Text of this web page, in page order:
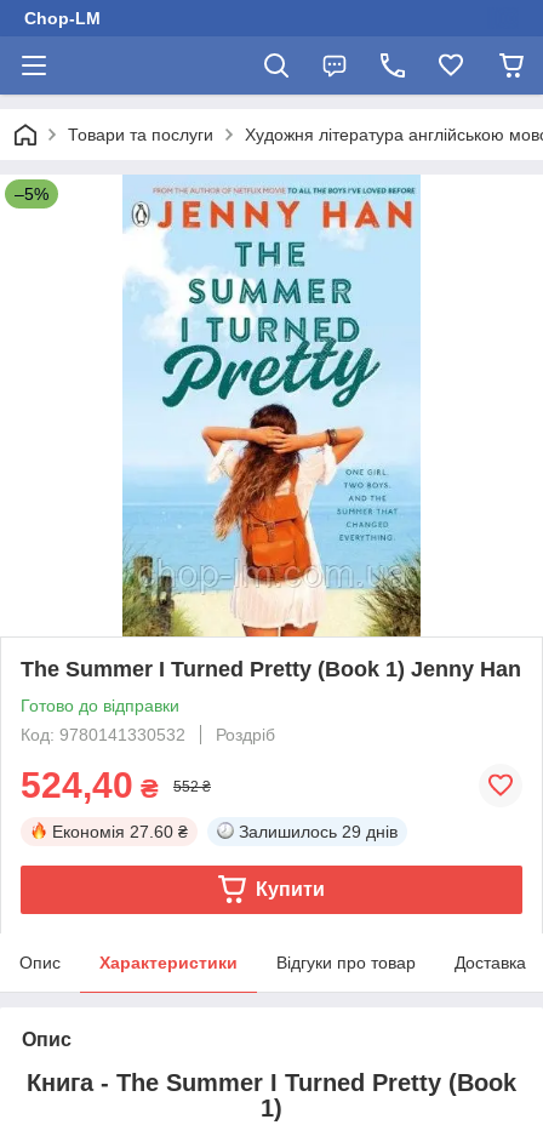
Chop-LM
Товари та послуги Художня література англійською
–5%
The Summer I Turned Pretty (Book 1) Jenny Han
Готово до відправки
Код: 9780141330532
Роздріб
524,40 ₴ 552 ₴
Економія 27.60 ₴ Залишилось 29 днів
Купити
Опис Характеристики Відгуки про товар Доставка
Опис
Книга - The Summer I Turned Pretty (Book
1)